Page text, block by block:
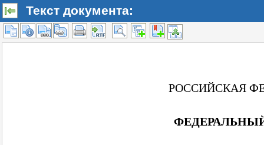
Текст документа: